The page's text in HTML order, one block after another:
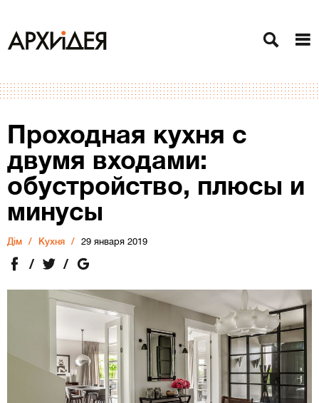
Проходная кухня с
двумя входами:
обустройство, плюсы и
минусы
Дiм Кухня 29 января 2019